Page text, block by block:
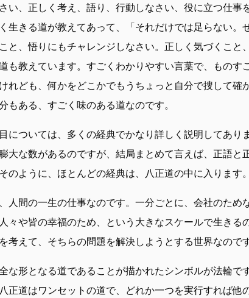
い、正しく考え、語り、行動しなさい、役に立つ仕事
生きる道が教えてあって、「それだけでは足らない。
と、悟りにもチャレンジしなさい。正しく気づくこと
も教えています。すごくわかりやすい言葉で、ものす
れども、何かをどこかでもうちょっと自分で捜して確
もある、すごく味のある道なのです。
については、多くの経典でかなり詳しく説明してあり
大な数があるのですが、結局まとめて言えば、正語と
のように、ほとんどの経典は、八正道の中に入ります。
人間の一生の仕事なのです。一分ごとに、会社のため
々や皆の幸福のため、という大きなスケールで生きる
考えて、そちらの問題を解決しようとする世界なのです
な形となる道であることが描かれたシンボルが法輪で
正道はワンセットの道で、どれか一つを実行すれば他